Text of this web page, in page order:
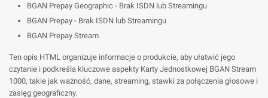
BGAN Prepay Geographic - Brak ISDN lub Streamingu
BGAN Prepay - Brak ISDN lub Streamingu
BGAN Prepay Stream
Ten opis HTML organizuje informacje o produkcie, aby ułatwić jego
czytanie i podkreśla kluczowe aspekty Karty Jednostkowej BGAN Stream
1000, takie jak ważność, dane, streaming, stawki za połączenia głosowe i
zasięg geograficzny.